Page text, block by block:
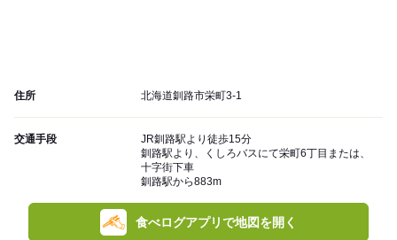
住所 北海道釧路市栄町3-1
交通手段
JR釧路駅より徒歩15分
釧路駅より、くしろバスにて栄町6丁目または、
十字街下車
釧路駅から883m
食べログアプリで地図を開く